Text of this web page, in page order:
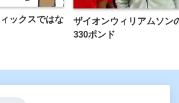
ックスではな
ザイオンウィリアムソン
330ポンド